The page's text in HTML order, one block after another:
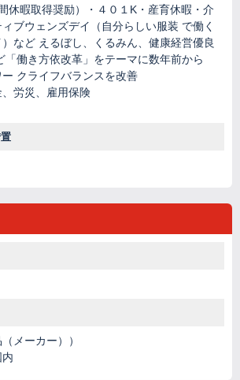
休暇取得奨励）・４０１K・産育休暇・介
ブウェンズデイ（自分らしい服装 で働く
など えるぼし、くるみん、健康経営優良
「働き方依改革」をテーマに数年前から
クライフバランスを改善
労災、雇用保険
メーカー））